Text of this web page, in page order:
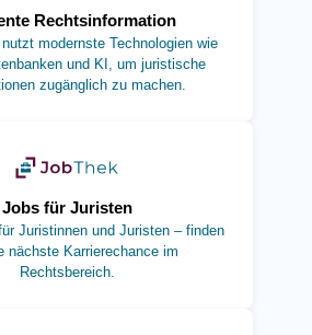
Rechtsinformation
modernste Technologien wie
und KI, um juristische
zugänglich zu machen.
Jobs für Juristen
Juristinnen und Juristen – finden
nächste Karrierechance im
Rechtsbereich.
(öffnet in neuem Tab)